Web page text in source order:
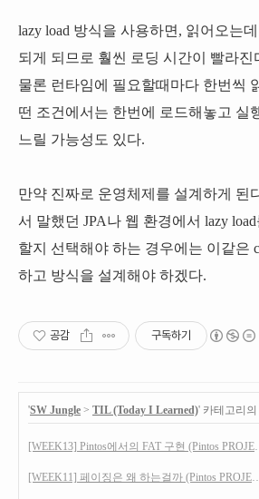
lazy load 방식을 사용하면, 읽어오는
되게 되므로 훨씬 로딩 시간이 빨라진
물론 런타임에 필요할때마다 한번씩
떤 조건에서는 한번에 로드해놓고 실
느릴 가능성도 있다.
만약 진짜로 운영체제를 설계하게 된
서 말했던 JPA나 웹 환경에서 lazy load
할지 선택해야 하는 경우에는 이같은
하고 방식을 설계해야 하겠다.
공감 구독하기
'SW Jungle > TIL (Today I Learned)' 카테고리
[WEEK13] Pintos
[WEEK11] 페이징은 왜 하는걸까